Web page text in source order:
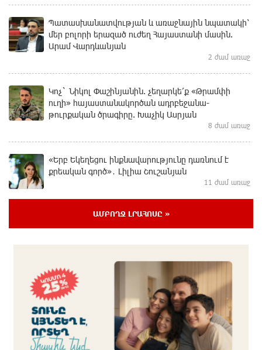
Պատասխանատվության և առաջնային նպատակի՝
մեր բոլորի երազած ուժեղ Հայաստանի մասին.
Արամ Վարդևանյան
2 ժամ առաջ
Կոչ` Նիկոլ Փաշինյանին. չեղարկե՛ք «Թրամփի
ուղի» հայաստանակործան ադրբեջանա-
թուրքական ծրագիրը. Խաչիկ Ասրյան
8 ժամ առաջ
«Երբ Եկեղեցու ինքնավարությունը դառնում է
քրեական գործ»․ Լիլիա Շուշանյան
11 ժամ առաջ
Կաթողիկոսի դատը. Ինչո՞ւ է ՌԴ-ն
սահմանափակումներ կիրառել․ ԵԱՏՄ կոլապսը.
Հեշտ չէ կաթողիկոս դատելը, անգամ
դատավորներն են հրաժարվում, հասկանում են, որ
հետևանք կունենա
19 ժամ առաջ
ԱՄԲՈՂՋ ԼՐԱՀՈՍԸ »